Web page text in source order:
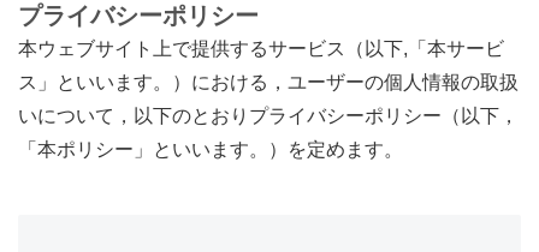
プライバシーポリシー
本ウェブサイト上で提供するサービス（以下,「本サービ
ス」といいます。）における，ユーザーの個人情報の取扱
いについて，以下のとおりプライバシーポリシー（以下，
「本ポリシー」といいます。）を定めます。